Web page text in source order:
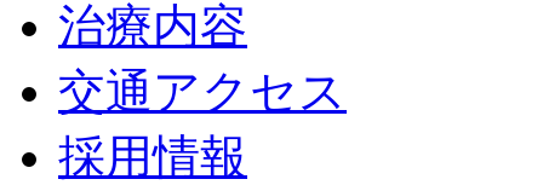
治療内容
交通アクセス
採用情報